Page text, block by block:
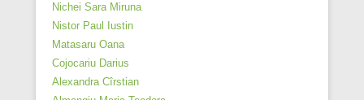
Nichei Sara Miruna
Nistor Paul Iustin
Matasaru Oana
Cojocariu Darius
Alexandra Cîrstian